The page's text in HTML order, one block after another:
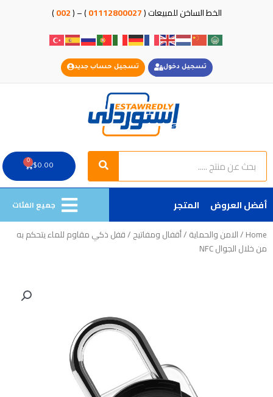
الخط الساخن للمبيعات (01112800027
) – (
002
)
تسجيل دخول تسجيل حساب جديد
Search
Search
$0.00
0
Cart
أفضل العروض المتجر جميع الفئات
Home
/الامن والحماية /أقفال ومفاتيح / قفل ذكي مقاوم للماء يتحكم به
من خلال الجوال NFC